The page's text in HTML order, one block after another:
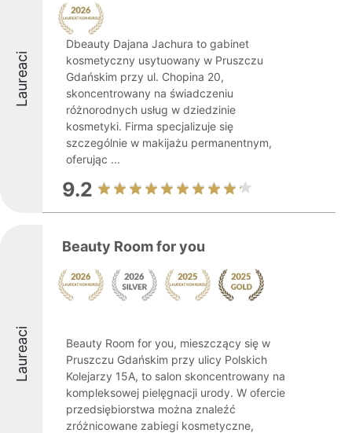
Laureaci
Dbeauty Dajana Jachura to gabinet
kosmetyczny usytuowany w Pruszczu
Gdańskim przy ul. Chopina 20,
skoncentrowany na świadczeniu
różnorodnych usług w dziedzinie
kosmetyki. Firma specjalizuje się
szczególnie w makijażu permanentnym,
oferując ...
9.2
Laureaci
Beauty Room for you
Beauty Room for you, mieszczący się w
Pruszczu Gdańskim przy ulicy Polskich
Kolejarzy 15A, to salon skoncentrowany na
kompleksowej pielęgnacji urody. W ofercie
przedsiębiorstwa można znaleźć
zróżnicowane zabiegi kosmetyczne,